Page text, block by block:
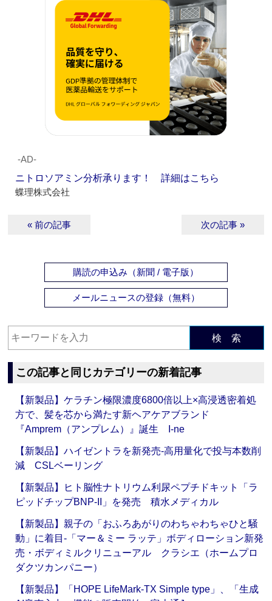
‐AD‐
ニトロソアミン分析承ります！ 詳細はこちら
蝶理株式会社
« 前の記事 次の記事 »
購読の申込み（新聞 / 電子版）
メールニュースの登録（無料）
検 索
この記事と同じカテゴリーの新着記事
【新製品】ケラチン極限濃度6800倍以上×高浸透密着処
方で、髪を芯から満たす新ヘアケアブランド
『Amprem（アンプレム）』誕生 I-ne
【新製品】ハイゼントラを新発売‐高用量化で投与本数削
減 CSLベーリング
【新製品】ヒト脳性ナトリウム利尿ペプチドキット「ラ
ピッドチップBNP-II」を発売 積水メディカル
【新製品】親子の「おふろあがりのわちゃわちゃひと騒
動」に着目‐「マー＆ミー ラッテ」ボディローション新発
売・ボディミルクリニューアル クラシエ（ホームプロ
ダクツカンパニー）
【新製品】「HOPE LifeMark-TX Simple type」、「生成